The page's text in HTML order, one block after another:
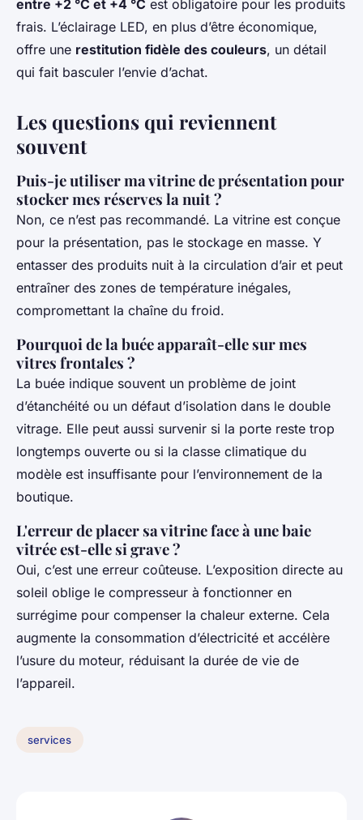
entre +2 °C et +4 °C est obligatoire pour les produits
frais. L’éclairage LED, en plus d’être économique,
offre une restitution fidèle des couleurs, un détail
qui fait basculer l’envie d’achat.
Les questions qui reviennent
souvent
Puis-je utiliser ma vitrine de présentation pour
stocker mes réserves la nuit ?
Non, ce n’est pas recommandé. La vitrine est conçue
pour la présentation, pas le stockage en masse. Y
entasser des produits nuit à la circulation d’air et peut
entraîner des zones de température inégales,
compromettant la chaîne du froid.
Pourquoi de la buée apparaît-elle sur mes
vitres frontales ?
La buée indique souvent un problème de joint
d’étanchéité ou un défaut d’isolation dans le double
vitrage. Elle peut aussi survenir si la porte reste trop
longtemps ouverte ou si la classe climatique du
modèle est insuffisante pour l’environnement de la
boutique.
L'erreur de placer sa vitrine face à une baie
vitrée est-elle si grave ?
Oui, c’est une erreur coûteuse. L’exposition directe au
soleil oblige le compresseur à fonctionner en
surrégime pour compenser la chaleur externe. Cela
augmente la consommation d’électricité et accélère
l’usure du moteur, réduisant la durée de vie de
l’appareil.
services